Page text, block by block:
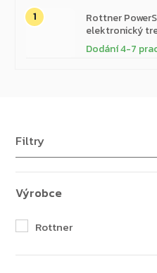
Rottner
elektronický
Dodání 4-7
Rottner
Výpis
produktů